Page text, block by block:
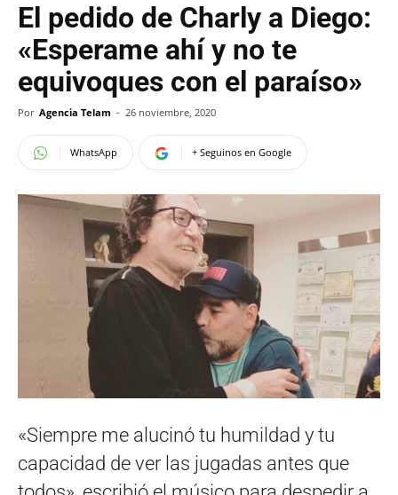
El pedido de Charly a Diego:
«Esperame ahí y no te
equivoques con el paraíso»
Por Agencia Telam - 26 noviembre, 2020
WhatsApp + Seguinos en Google
«Siempre me alucinó tu humildad y tu
capacidad de ver las jugadas antes que